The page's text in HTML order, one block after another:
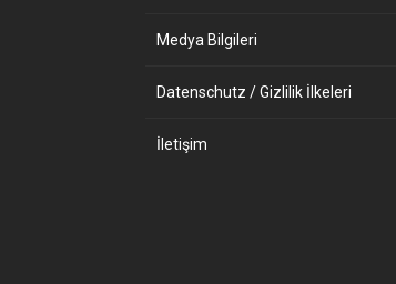
Medya Bilgileri
Datenschutz / Gizlilik İlkeleri
İletişim